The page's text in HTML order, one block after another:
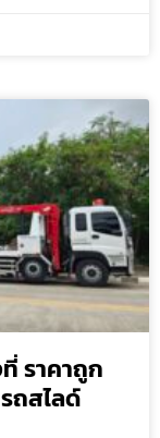
ราคาถูก
ถสไลด์